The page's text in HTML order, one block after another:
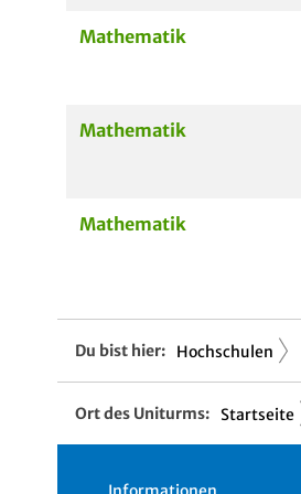
Mathematik
Mathematik
Mathematik
Du bist hier: Hochschulen
Ort des Uniturms: Startseite